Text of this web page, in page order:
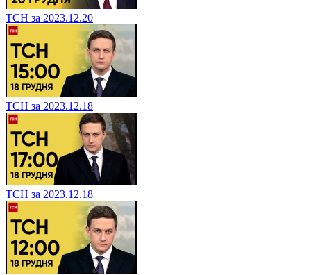
ТСН за 2023.12.20
ТСН за 2023.12.18
ТСН за 2023.12.18